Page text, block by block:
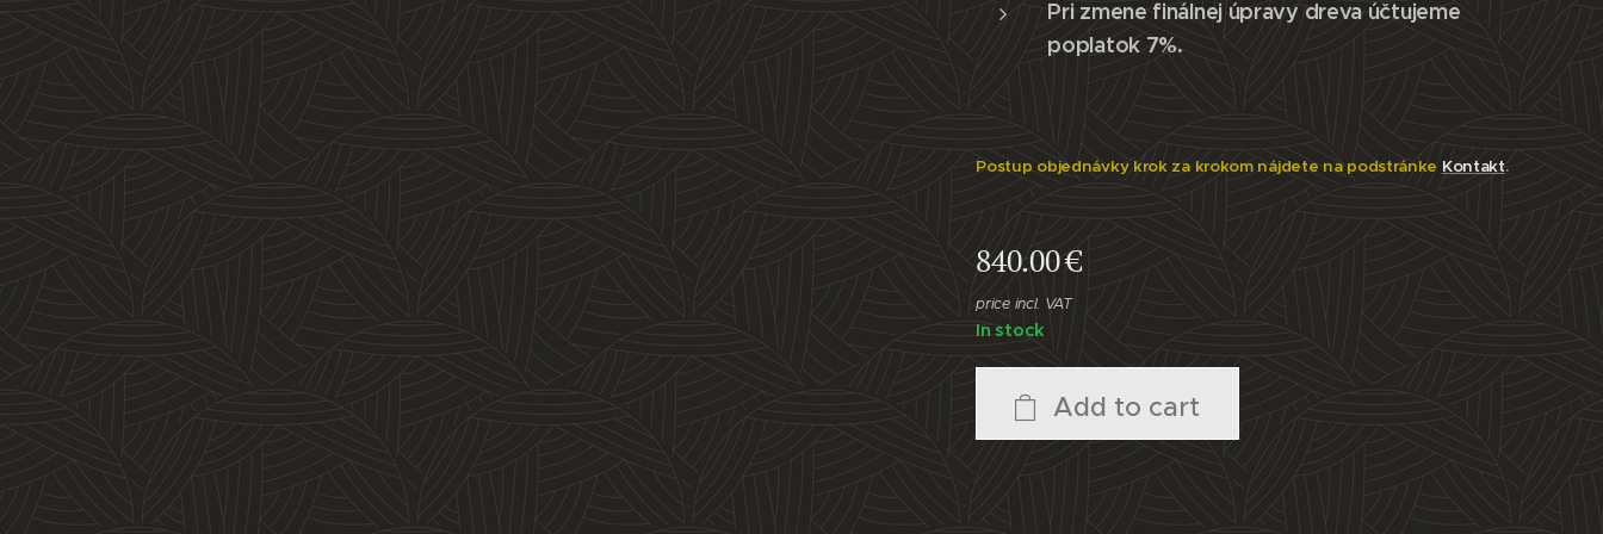
Pri zmene finálnej úpravy dreva účtujeme
poplatok 7%.
Postup objednávky krok za krokom nájdete na podstránke Kontakt.
840.00€
price incl. VAT
In stock
Add to cart